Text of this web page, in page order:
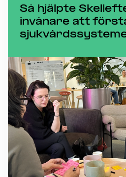
Så hjälpte
invånare att